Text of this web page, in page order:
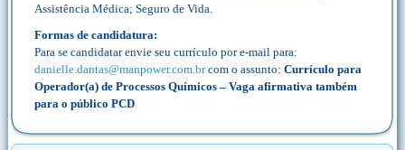
Assistência Médica; Seguro de Vida.
Formas de candidatura:
Para se candidatar envie seu currículo por e-mail para:
danielle.dantas@manpower.com.brcom o assunto: Currículo para
Operador(a) de Processos Químicos – Vaga afirmativa também
para o público PCD